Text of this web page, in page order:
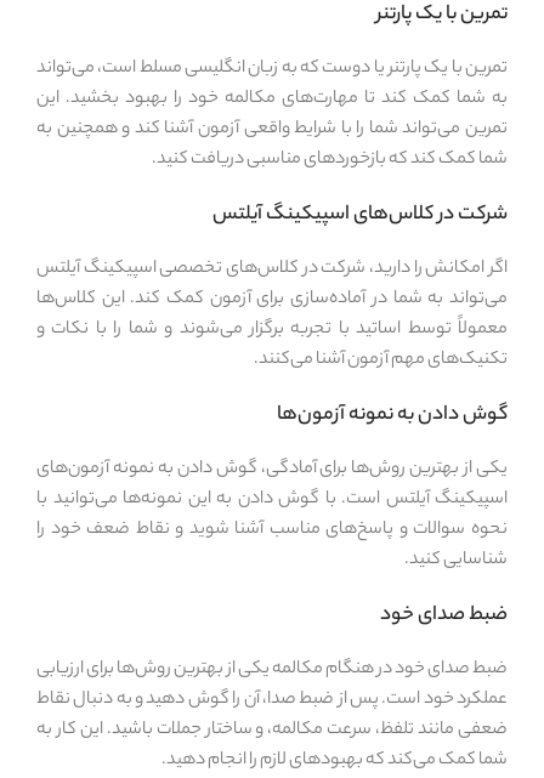
تمرین با یک پارتنر
تمرین با یک پارتنر یا دوست که به زبان انگلیسی مسلط است، می‌تواند
به شما کمک کند تا مهارت‌های مکالمه خود را بهبود بخشید. این
تمرین می‌تواند شما را با شرایط واقعی آزمون آشنا کند و همچنین به
شما کمک کند که بازخوردهای مناسبی دریافت کنید.
شرکت در کلاس‌های اسپیکینگ آیلتس
اگر امکانش را دارید، شرکت در کلاس‌های تخصصی اسپیکینگ آیلتس
می‌تواند به شما در آماده‌سازی برای آزمون کمک کند. این کلاس‌ها
معمولاً توسط اساتید با تجربه برگزار می‌شوند و شما را با نکات و
تکنیک‌های مهم آزمون آشنا می‌کنند.
گوش دادن به نمونه آزمون‌ها
یکی از بهترین روش‌ها برای آمادگی، گوش دادن به نمونه آزمون‌های
اسپیکینگ آیلتس است. با گوش دادن به این نمونه‌ها می‌توانید با
نحوه سوالات و پاسخ‌های مناسب آشنا شوید و نقاط ضعف خود را
شناسایی کنید.
ضبط صدای خود
ضبط صدای خود در هنگام مکالمه یکی از بهترین روش‌ها برای ارزیابی
عملکرد خود است. پس از ضبط صدا، آن را گوش دهید و به دنبال نقاط
ضعفی مانند تلفظ، سرعت مکالمه، و ساختار جملات باشید. این کار به
شما کمک می‌کند که بهبودهای لازم را انجام دهید.